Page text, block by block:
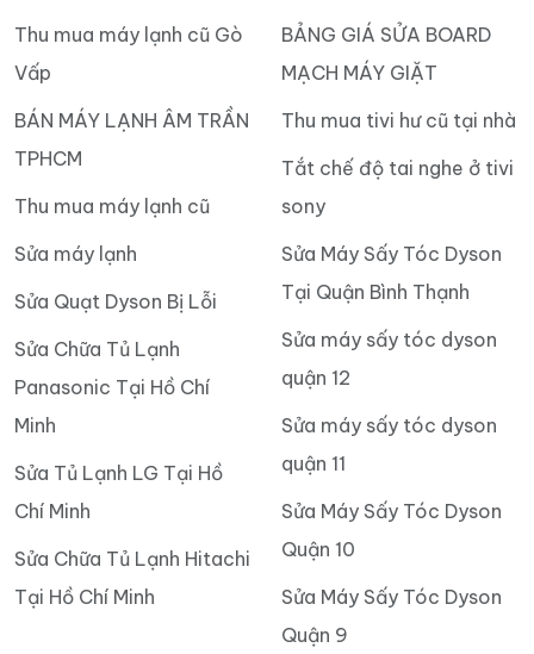
Thu mua máy lạnh cũ Gò
Vấp
BÁN MÁY LẠNH ÂM TRẦN
TPHCM
Thu mua máy lạnh cũ
Sửa máy lạnh
Sửa Quạt Dyson Bị Lỗi
Sửa Chữa Tủ Lạnh
Panasonic Tại Hồ Chí
Minh
Sửa Tủ Lạnh LG Tại Hồ
Chí Minh
Sửa Chữa Tủ Lạnh Hitachi
Tại Hồ Chí Minh
BẢNG GIÁ SỬA BOARD
MẠCH MÁY GIẶT
Thu mua tivi hư cũ tại nhà
Tắt chế độ tai nghe ở tivi
sony
Sửa Máy Sấy Tóc Dyson
Tại Quận Bình Thạnh
Sửa máy sấy tóc dyson
quận 12
Sửa máy sấy tóc dyson
quận 11
Sửa Máy Sấy Tóc Dyson
Quận 10
Sửa Máy Sấy Tóc Dyson
Quận 9